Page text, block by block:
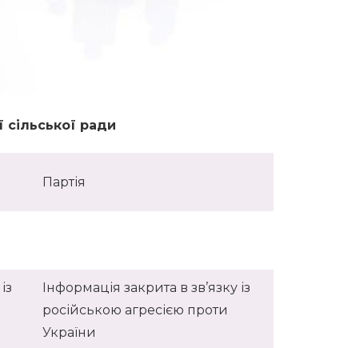
сільської ради
Партія
Інформація закрита в зв’язку із
російською агресією проти
України